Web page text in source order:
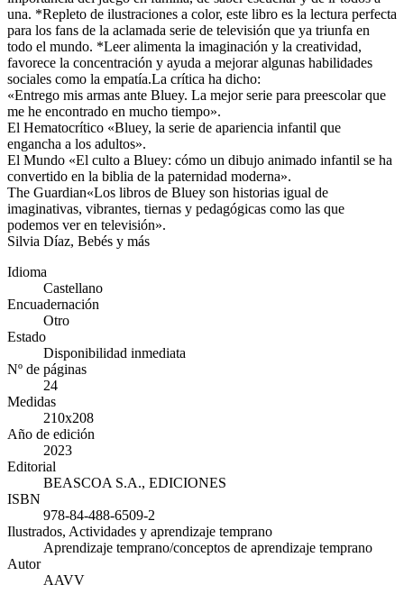
una. *Repleto de ilustraciones a color, este libro es la lectura perfecta
para los fans de la aclamada serie de televisión que ya triunfa en
todo el mundo. *Leer alimenta la imaginación y la creatividad,
favorece la concentración y ayuda a mejorar algunas habilidades
sociales como la empatía.La crítica ha dicho:
«Entrego mis armas ante Bluey. La mejor serie para preescolar que
me he encontrado en mucho tiempo».
El Hematocrítico «Bluey, la serie de apariencia infantil que
engancha a los adultos».
El Mundo «El culto a Bluey: cómo un dibujo animado infantil se ha
convertido en la biblia de la paternidad moderna».
The Guardian«Los libros de Bluey son historias igual de
imaginativas, vibrantes, tiernas y pedagógicas como las que
podemos ver en televisión».
Silvia Díaz, Bebés y más
Idioma
Castellano
Encuadernación
Otro
Estado
Disponibilidad inmediata
Nº de páginas
24
Medidas
210x208
Año de edición
2023
Editorial
BEASCOA S.A., EDICIONES
ISBN
978-84-488-6509-2
Ilustrados, Actividades y aprendizaje temprano
Aprendizaje temprano/conceptos de aprendizaje temprano
Autor
AAVV